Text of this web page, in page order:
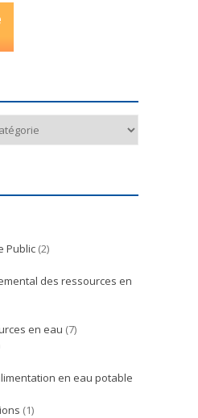
Public (2)
des ressources en
en eau (7)
en eau potable
(1)